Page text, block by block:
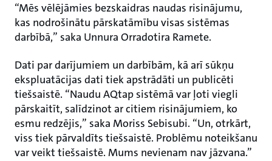
“Mēs vēlējāmies bezskaidras naudas risinājumu,
kas nodrošinātu pārskatāmību visas sistēmas
darbībā,” saka Unnura Orradotira Ramete.
Dati par darījumiem un darbībām, kā arī sūkņu
ekspluatācijas dati tiek apstrādāti un publicēti
tiešsaistē. “Naudu AQtap sistēmā var ļoti viegli
pārskaitīt, salīdzinot ar citiem risinājumiem, ko
esmu redzējis,” saka Moriss Sebisubi. “Un, otrkārt,
viss tiek pārvaldīts tiešsaistē. Problēmu noteikšanu
var veikt tiešsaistē. Mums nevienam nav jāzvana.”